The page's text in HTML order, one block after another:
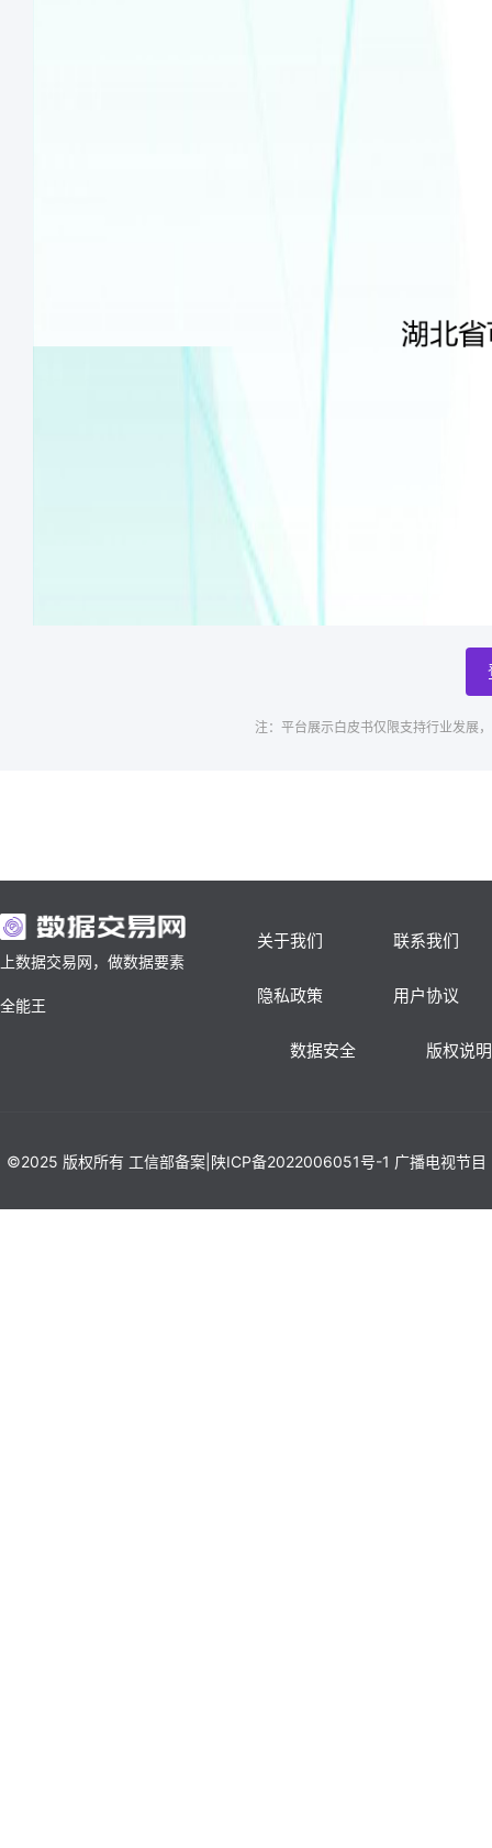
注：平台展示白皮书仅限支持行业发展
上数据交易网，做数据要素
全能王
关于我们 联系我们
隐私政策 用户协议
数据安全 版权说明
©2025 版权所有 工信部备案|陕ICP备2022006051号-1 广播电视节目